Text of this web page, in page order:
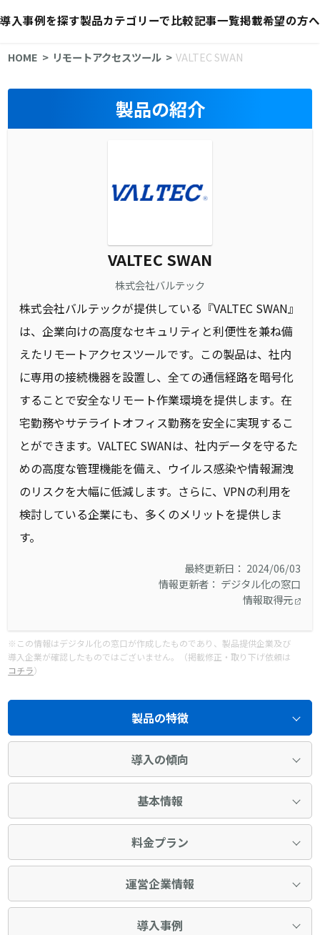
導入事例を探す製品カテゴリーで比較記事一覧掲載希望の方へ
HOME リモートアクセスツール VALTEC SWAN
製品の紹介
VALTEC SWAN
株式会社バルテック
株式会社バルテックが提供している『VALTEC SWAN』
は、企業向けの高度なセキュリティと利便性を兼ね備
えたリモートアクセスツールです。この製品は、社内
に専用の接続機器を設置し、全ての通信経路を暗号化
することで安全なリモート作業環境を提供します。在
宅勤務やサテライトオフィス勤務を安全に実現するこ
とができます。VALTEC SWANは、社内データを守るた
めの高度な管理機能を備え、ウイルス感染や情報漏洩
のリスクを大幅に低減します。さらに、VPNの利用を
検討している企業にも、多くのメリットを提供しま
す。
最終更新日： 2024/06/03
情報更新者： デジタル化の窓口
情報取得元
※この情報はデジタル化の窓口が作成したものであり、製品提供企業及び
導入企業が確認したものではございません。（掲載修正・取り下げ依頼は
コチラ）
製品の特徴
導入の傾向
基本情報
料金プラン
運営企業情報
導入事例